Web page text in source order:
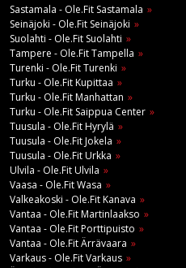
Sastamala - Ole.Fit Sastamala
Seinäjoki - Ole.Fit Seinäjoki
Suolahti - Ole.Fit Suolahti
Tampere - Ole.Fit Tampella
Turenki - Ole.Fit Turenki
Turku - Ole.Fit Kupittaa
Turku - Ole.Fit Manhattan
Turku - Ole.Fit Saippua Center
Tuusula - Ole.Fit Hyrylä
Tuusula - Ole.Fit Jokela
Tuusula - Ole.Fit Urkka
Ulvila - Ole.Fit Ulvila
Vaasa - Ole.Fit Wasa
Valkeakoski - Ole.Fit Kanava
Vantaa - Ole.Fit Martinlaakso
Vantaa - Ole.Fit Porttipuisto
Vantaa - Ole.Fit Ärrävaara
Varkaus - Ole.Fit Varkaus